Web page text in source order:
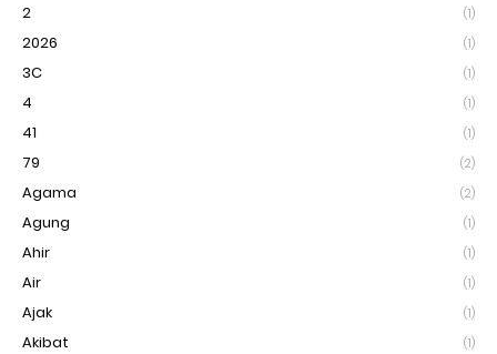
2 (1)
2026 (1)
3C (1)
4 (1)
41 (1)
79 (2)
Agama (2)
Agung (1)
Ahir (1)
Air (1)
Ajak (1)
Akibat (1)